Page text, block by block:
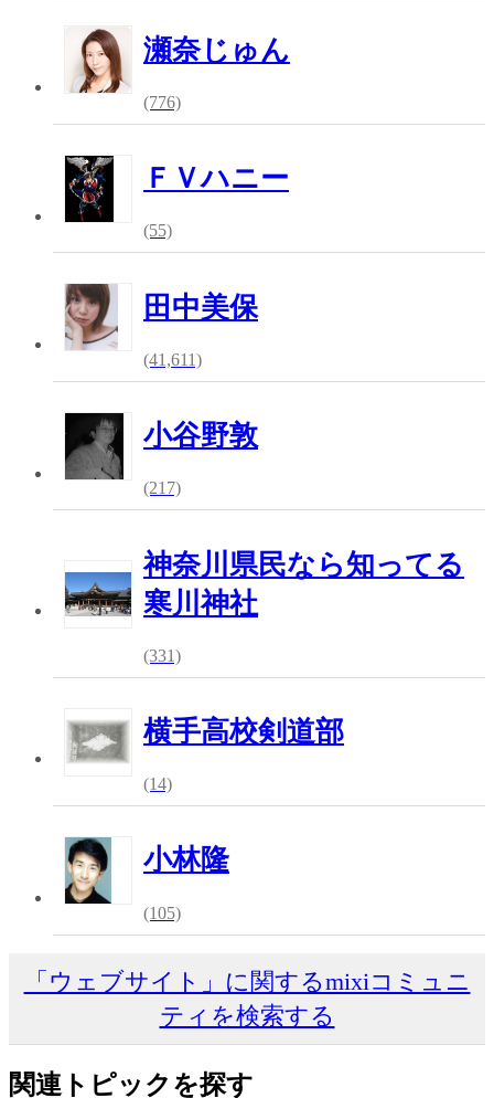
瀬奈じゅん
(776)
ＦＶハニー
(55)
田中美保
(41,611)
小谷野敦
(217)
神奈川県民なら知ってる
寒川神社
(331)
横手高校剣道部
(14)
小林隆
(105)
「ウェブサイト」に関するmixiコミュニ
ティを検索する
関連トピックを探す